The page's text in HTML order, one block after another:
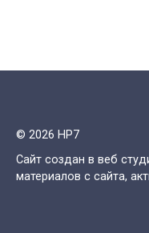
© 2026 HP7
Сайт создан в веб
материалов с сайта,